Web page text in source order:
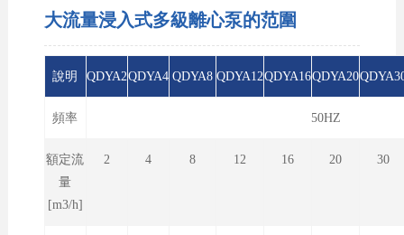
大流量浸入式多級離心泵的范圍
說明 QDYA2QDYA4 QDYA8 QDYA12QDYA16QDYA20
頻率 50HZ
額定流
量
[m3/h]
2 4 8 12 16 20 30